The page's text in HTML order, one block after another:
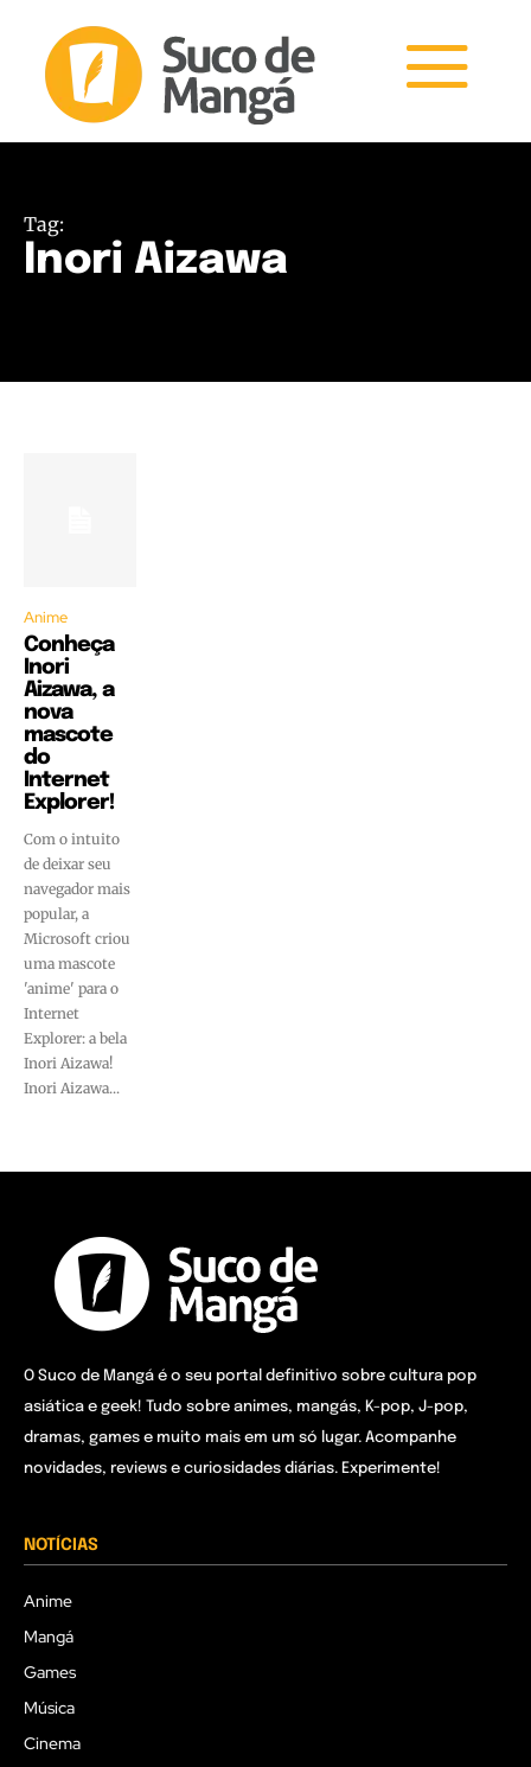
Tag:
Inori Aizawa
Anime
Conheça
Inori
Aizawa, a
nova
mascote
do
Internet
Explorer!
Com o intuito
de deixar seu
navegador mais
popular, a
Microsoft criou
uma mascote
'anime' para o
Internet
Explorer: a bela
Inori Aizawa!
Inori Aizawa...
O Suco de Mangá é o seu portal definitivo sobre cultura pop
asiática e geek! Tudo sobre animes, mangás, K-pop, J-pop,
dramas, games e muito mais em um só lugar. Acompanhe
novidades, reviews e curiosidades diárias. Experimente!
NOTÍCIAS
Anime
Mangá
Games
Música
Cinema